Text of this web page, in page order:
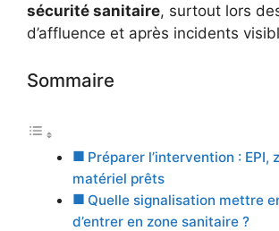
sécurité sanitaire, surtout lors
d’affluence et après incidents
Sommaire
Préparer l’intervention : EPI,
matériel prêts
Quelle signalisation mettre
d’entrer en zone sanitaire ?